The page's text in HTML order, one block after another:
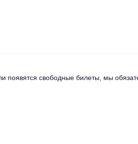
появятся свободные билеты, мы